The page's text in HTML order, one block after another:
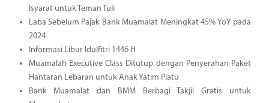
Isyarat untuk Teman Tuli
Laba Sebelum Pajak Bank Muamalat Meningkat 45% YoY pada
2024
Informasi Libur Idulfitri 1446 H
Muamalah Executive Class Ditutup dengan Penyerahan Paket
Hantaran Lebaran untuk Anak Yatim Piatu
Bank Muamalat dan BMM Berbagi Takjil Gratis untuk